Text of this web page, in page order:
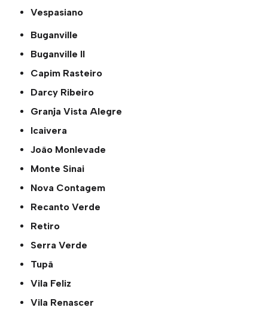
Vespasiano
Buganville
Buganville ll
Capim Rasteiro
Darcy Ribeiro
Granja Vista Alegre
Icaivera
João Monlevade
Monte Sinai
Nova Contagem
Recanto Verde
Retiro
Serra Verde
Tupã
Vila Feliz
Vila Renascer